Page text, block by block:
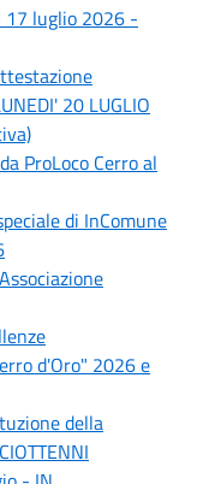
17 luglio 2026 -
20 LUGLIO
ProLoco Cerro al
di InComune
d'Oro" 2026 e
della